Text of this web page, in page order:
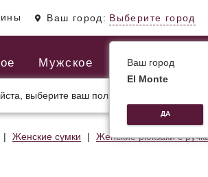
Ваш город: Выберите город
Мужское
выберите ваш пол.
МУЖСКИЕ И ДЕЛОВЫЕ
Женские сумки Женские рюкзаки с
Ваш город
El Monte
ДА